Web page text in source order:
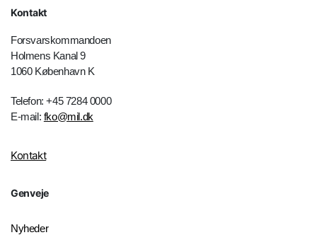
Kontakt
Forsvarskommandoen
Holmens Kanal 9
1060 København K
Telefon: +45 7284 0000
E-mail: fko@mil.dk
Kontakt
Genveje
Nyheder